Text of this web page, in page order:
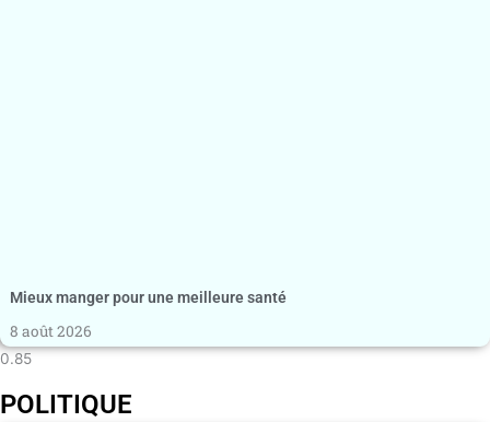
Mieux manger pour une meilleure santé
8 août 2026
POLITIQUE